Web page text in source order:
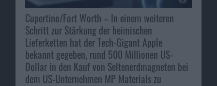
Cupertino/Fort Worth – In einem weiteren
Schritt zur Stärkung der heimischen
Lieferketten hat der Tech-Gigant Apple
bekannt gegeben, rund 500 Millionen US-
Dollar in den Kauf von Seltenerdmagneten bei
dem US-Unternehmen MP Materials zu